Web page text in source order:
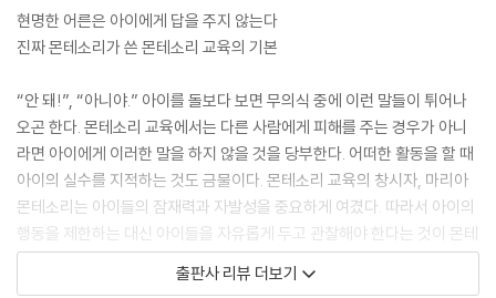
현명한 어른은 아이에게 답을 주지 않는다
진짜 몬테소리가 쓴 몬테소리 교육의 기본
“안 돼!”, “아니야.” 아이를 돌보다 보면 무의식 중에 이런 말들이 튀어나
오곤 한다. 몬테소리 교육에서는 다른 사람에게 피해를 주는 경우가 아니
라면 아이에게 이러한 말을 하지 않을 것을 당부한다. 어떠한 활동을 할 때
아이의 실수를 지적하는 것도 금물이다. 몬테소리 교육의 창시자, 마리아
몬테소리는 아이들의 잠재력과 자발성을 중요하게 여겼다. 따라서 아이의
행동을 제한하는 대신 아이들을 자유롭게 두고 관찰해야 한다는 것이 몬테
소리 교육의 핵심이다. 그러나 이는 결코 쉬운 일이 아니다. 우리는 무의식
중에 어른의 관점에서 아이를 바로잡고 정답을 알려 주려 하기 때문이다.
출판사 리뷰 더보기